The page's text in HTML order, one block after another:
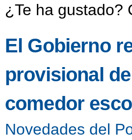
¿Te ha gustado?
El Gobierno
provisional
comedor
Novedades del